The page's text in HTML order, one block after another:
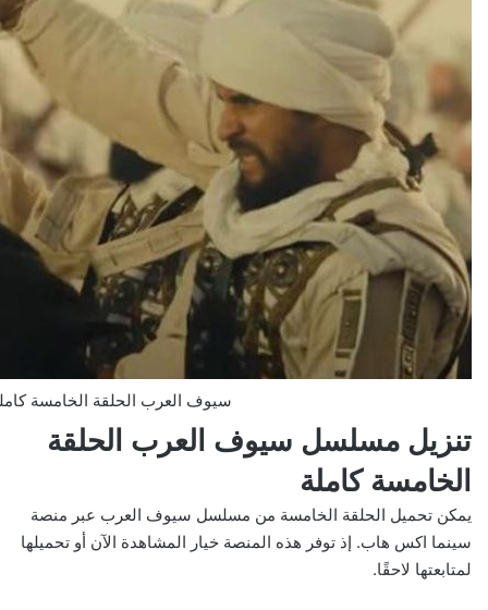
سيوف العرب الحلقة الخامسة كاملة 2025 بدقة
تنزيل مسلسل سيوف العرب الحلقة
الخامسة كاملة
يمكن تحميل الحلقة الخامسة من مسلسل سيوف العرب عبر منصة
سينما اكس هاب. إذ توفر هذه المنصة خيار المشاهدة الآن أو تحميلها
لمتابعتها لاحقًا.